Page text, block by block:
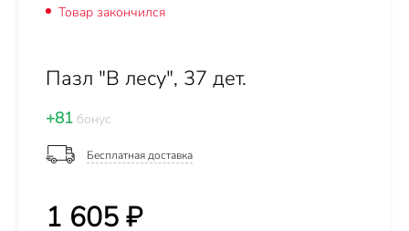
Товар закончился
Пазл "В лесу", 37 дет.
+81 бонус
Бесплатная доставка
1 605 ₽